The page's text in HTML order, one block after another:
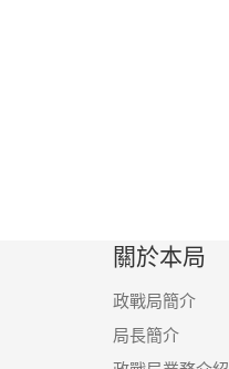
關於本局
政戰局簡介
局長簡介